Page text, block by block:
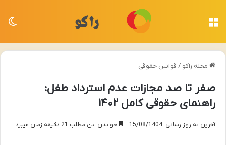
مجله راکو / قوانین حقوقی
صفر تا صد مجازات عدم استرداد طفل:
راهنمای حقوقی کامل ۱۴۰۲
آخرین به روز رسانی: 15/08/1404 خواندن این مطلب 21 دقیقه زمان میبرد